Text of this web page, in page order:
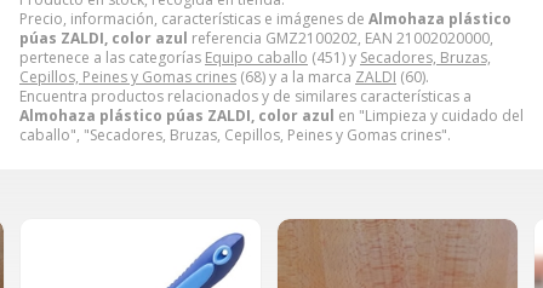
Precio, información, características e imágenes de Almohaza plástico
púas ZALDI, color azul referencia GMZ2100202, EAN 21002020000,
pertenece a las categorías Equipo caballo (451) y Secadores, Bruzas,
Cepillos, Peines y Gomas crines (68) y a la marca ZALDI (60).
Encuentra productos relacionados y de similares características a
Almohaza plástico púas ZALDI, color azul en "Limpieza y cuidado del
caballo", "Secadores, Bruzas, Cepillos, Peines y Gomas crines".